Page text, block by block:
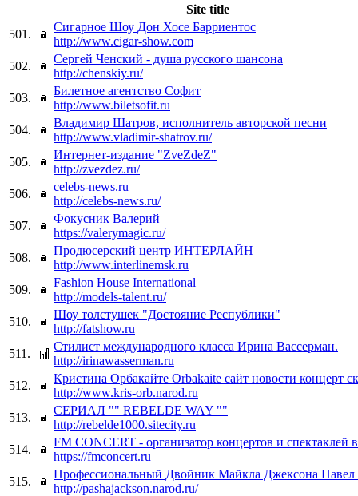
Site title
501.
Сигарное Шоу Дон Хосе Барриентос
http://www.cigar-show.com
502.
Сергей Ченский - душа русского шансона
http://chenskiy.ru/
503.
Билетное агентство Софит
http://www.biletsofit.ru
504.
Владимир Шатров, исполнитель авторской песни
http://www.vladimir-shatrov.ru/
505.
Интернет-издание "ZveZdeZ"
http://zvezdez.ru/
506.
celebs-news.ru
http://celebs-news.ru/
507.
Фокусник Валерий
https://valerymagic.ru/
508.
Продюсерский центр ИНТЕРЛАЙН
http://www.interlinemsk.ru
509.
Fashion House International
http://models-talent.ru/
510.
Шоу толстушек "Достояние Республики"
http://fatshow.ru
511.
Стилист международного класса Ирина Вассерман.
http://irinawasserman.ru
512.
Кристина Орбакайте Orbakaite сайт новости концерт
http://www.kris-orb.narod.ru
513.
СЕРИАЛ "" REBELDE WAY ""
http://rebelde1000.sitecity.ru
514.
FM CONCERT - организатор концертов и спектаклей
https://fmconcert.ru
515.
Профессиональный Двойник Майкла Джексона Павел
http://pashajackson.narod.ru/